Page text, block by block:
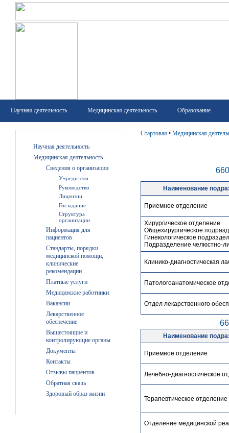
Научная деятельность Медицинская деятельность Образование
Научная деятельность
Медицинская деятельность
Сведения о организации
Учредители
Руководство
Лицензии
Госзадание
Структура
организации
Информация для
пациентов
Стандарты, порядки
медицинской помощи,
клинические
рекомендации
Платные услуги
Медицинские работники
Вакансии
Лекарственное
обеспечение
Вышестоящие и
контролирующие органы
Документы
Контакты
Отзывы пациентов
Обратная связь
Здоровый образ жизни
Стартовая • Медицинская
Наименование
Приемное отделение
Хирургическое отделение
Общехирургическое
Гинекологическое
Подразделение челюстно-
Клинико-диагностическая
Патологоанатомическое
Отдел лекарственного
Наименование
Приемное отделение
Лечебно-диагностическое
Терапевтическое отделение
Отделение медицинской